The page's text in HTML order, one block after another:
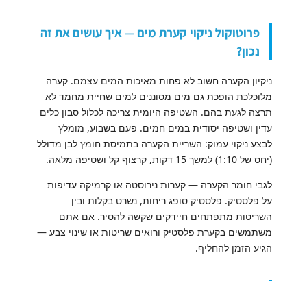
פרוטוקול ניקוי קערת מים — איך עושים את זה
נכון?
ניקיון הקערה חשוב לא פחות מאיכות המים עצמם. קערה
מלוכלכת הופכת גם מים מסוננים למים שחיית מחמד לא
תרצה לגעת בהם. השטיפה היומית צריכה לכלול סבון כלים
עדין ושטיפה יסודית במים חמים. פעם בשבוע, מומלץ
לבצע ניקוי עמוק: השריית הקערה בתמיסת חומץ לבן מדולל
(יחס של 1:10) למשך 15 דקות, קרצוף קל ושטיפה מלאה.
לגבי חומר הקערה — קערות נירוסטה או קרמיקה עדיפות
על פלסטיק. פלסטיק סופג ריחות, נשרט בקלות ובין
השריטות מתפתחים חיידקים שקשה להסיר. אם אתם
משתמשים בקערת פלסטיק ורואים שריטות או שינוי צבע —
הגיע הזמן להחליף.